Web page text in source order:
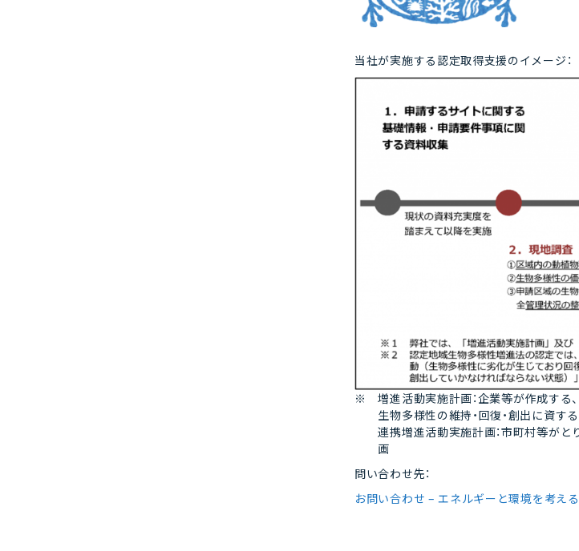
当社が実施する認定取得支援のイメージ：
※ 増進活動実施計画：企業等が作成する
生物多様性の維持・回復・創出に資す
連携増進活動実施計画：市町村等がと
画
問い合わせ先：
お問い合わせ – エネルギーと環境を考える